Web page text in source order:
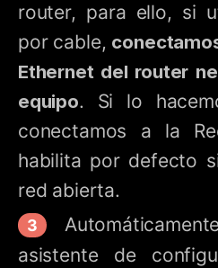
router, para ello, si
por cable,
Ethernet del router
equipo. Si lo
conectamos a la
habilita por defecto
red abierta.
asistente de